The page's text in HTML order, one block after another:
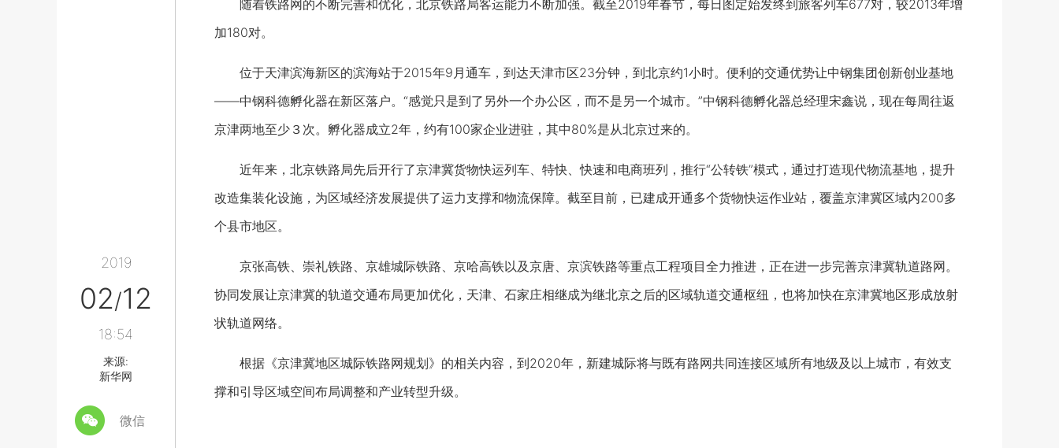
2019
02/12
18:54
来源:
新华网
微信
随着铁路网的不断完善和优化，北京铁路局客运能力不断加强。截至2019年春节，每日图定始发终到旅客列车677对，较2013年增
加180对。
位于天津滨海新区的滨海站于2015年9月通车，到达天津市区23分钟，到北京约1小时。便利的交通优势让中钢集团创新创业基地
——中钢科德孵化器在新区落户。“感觉只是到了另外一个办公区，而不是另一个城市。”中钢科德孵化器总经理宋鑫说，现在每周往返
京津两地至少３次。孵化器成立2年，约有100家企业进驻，其中80%是从北京过来的。
近年来，北京铁路局先后开行了京津冀货物快运列车、特快、快速和电商班列，推行“公转铁”模式，通过打造现代物流基地，提升
改造集装化设施，为区域经济发展提供了运力支撑和物流保障。截至目前，已建成开通多个货物快运作业站，覆盖京津冀区域内200多
个县市地区。
京张高铁、崇礼铁路、京雄城际铁路、京哈高铁以及京唐、京滨铁路等重点工程项目全力推进，正在进一步完善京津冀轨道路网。
协同发展让京津冀的轨道交通布局更加优化，天津、石家庄相继成为继北京之后的区域轨道交通枢纽，也将加快在京津冀地区形成放射
状轨道网络。
根据《京津冀地区城际铁路网规划》的相关内容，到2020年，新建城际将与既有路网共同连接区域所有地级及以上城市，有效支
撑和引导区域空间布局调整和产业转型升级。